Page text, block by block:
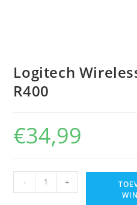
Logitech
R400
€34,99
- +